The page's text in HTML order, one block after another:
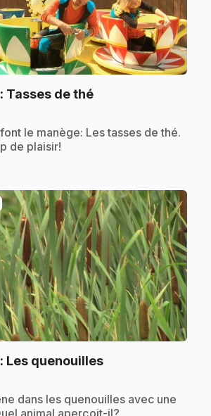
Tasses de thé.
le manège: Les tasses de thé.
de plaisir!
Les quenouilles.
dans les quenouilles avec une
animal aperçoit-il?